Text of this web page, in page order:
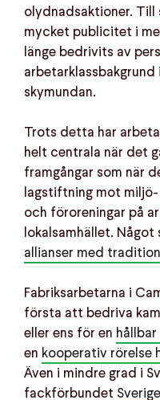
olydnadsaktioner. Till
mycket publicitet i
länge bedrivits av
skymundan.
Trots detta har
helt centrala när det
framgångar som när
lagstiftning mot
och föroreningar på
lokalsamhället. Något
allianser med
Fabriksarbetarna i
första att bedriva
eller ens för en
en kooperativ rörelse
Även i mindre grad i
fackförbundet